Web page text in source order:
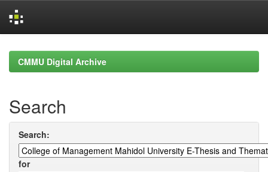
navigationCMMU Digital Archive
Search
Search:
for